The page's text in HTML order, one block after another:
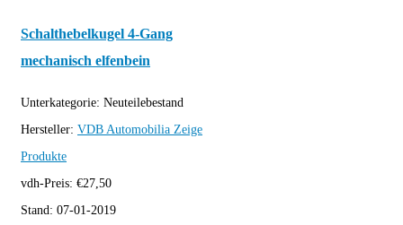
Schalthebelkugel 4-Gang
mechanisch elfenbein
Unterkategorie: Neuteilebestand
Hersteller: VDB Automobilia Zeige
Produkte
vdh-Preis: €27,50
Stand: 07-01-2019